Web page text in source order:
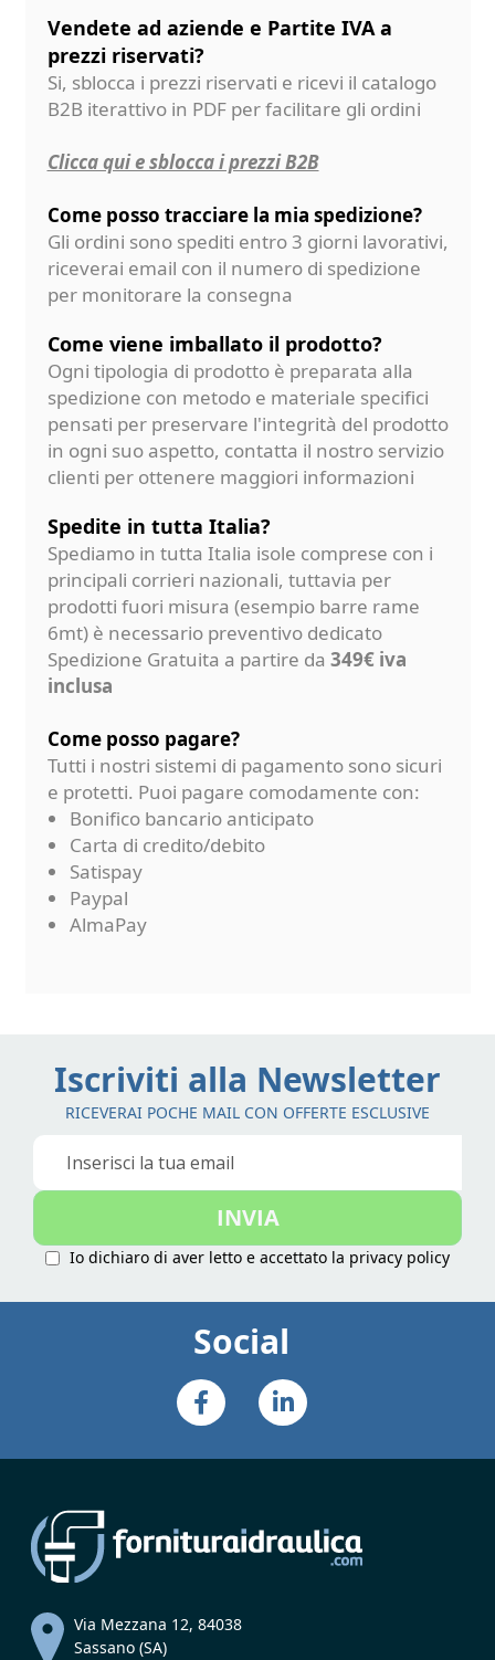
Vendete ad aziende e Partite IVA a
prezzi riservati?
Si, sblocca i prezzi riservati e ricevi il catalogo
B2B iterattivo in PDF per facilitare gli ordini
Clicca qui e sblocca i prezzi B2B
Come posso tracciare la mia spedizione?
Gli ordini sono spediti entro 3 giorni lavorativi,
riceverai email con il numero di spedizione
per monitorare la consegna
Come viene imballato il prodotto?
Ogni tipologia di prodotto è preparata alla
spedizione con metodo e materiale specifici
pensati per preservare l'integrità del prodotto
in ogni suo aspetto, contatta il nostro servizio
clienti per ottenere maggiori informazioni
Spedite in tutta Italia?
Spediamo in tutta Italia isole comprese con i
principali corrieri nazionali, tuttavia per
prodotti fuori misura (esempio barre rame
6mt) è necessario preventivo dedicato
Spedizione Gratuita a partire da 349€ iva
inclusa
Come posso pagare?
Tutti i nostri sistemi di pagamento sono sicuri
e protetti. Puoi pagare comodamente con:
Bonifico bancario anticipato
Carta di credito/debito
Satispay
Paypal
AlmaPay
Iscriviti alla Newsletter
RICEVERAI POCHE MAIL CON OFFERTE ESCLUSIVE
Iscriviti
nostra
INVIA
Io dichiaro di aver letto e accettato la privacy policy
Social
Via Mezzana 12, 84038
Sassano (SA)